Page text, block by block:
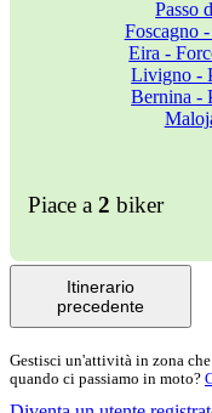
Piace a 2 biker
Itinerario
precedente
Gestisci un'attività in zona
quando ci passiamo in moto?